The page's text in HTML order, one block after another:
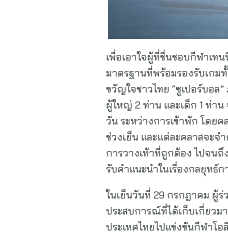
เพื่อเอาใจผู้ที่ชื่นชอบกีฬาเท
มาตรฐานที่พร้อมรองรับเกม
ขวัญใจชาวไทย “ซูเปอร์บอล
ผู้ใหญ่ 2 ท่าน และเด็ก 1 ท่า
วัน ระหว่างการเข้าพัก โดย
ช่วงเย็น และแต่ละคลาสจะ
การวางเท้าที่ถูกต้อง ไปจน
รับคำแนะนำในเรื่องกลยุทธ์
ในเย็นวันที่ 29 กรกฎาคม ผู้
ประสบการณ์ที่ได้เก็บเกี่ยวม
ประเทศไทยไปแข่งขันกีฬาโ